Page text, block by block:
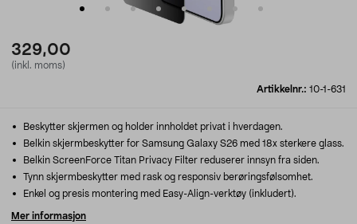
329,00
(inkl. moms)
Artikkelnr.: 10-1-631
Beskytter skjermen og holder innholdet privat i hverdagen.
Belkin skjermbeskytter for Samsung Galaxy S26 med 18x sterkere glass.
Belkin ScreenForce Titan Privacy Filter reduserer innsyn fra siden.
Tynn skjermbeskytter med rask og responsiv berøringsfølsomhet.
Enkel og presis montering med Easy-Align-verktøy (inkludert).
Mer informasjon